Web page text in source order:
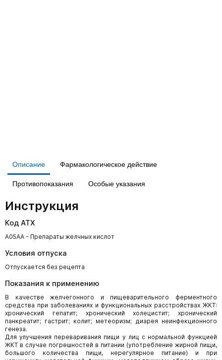
Описание Фармакологическое действие
Противопоказания Особые указания
Инструкция
Код АТХ
A05AA - Препараты желчных кислот
Условия отпуска
Отпускается без рецепта
Показания к применению
В качестве желчегонного и пищеварительного ферментного
средства при заболеваниях и функциональных расстройствах ЖКТ:
хронический гепатит; хронический холецистит; хронический
панкреатит; гастрит; колит; метеоризм; диарея неинфекционного
генеза.
Для улучшения переваривания пищи у лиц с нормальной функцией
ЖКТ в случае погрешностей в питании (употребление жирной пищи,
большого количества пищи, нерегулярное питание) и при